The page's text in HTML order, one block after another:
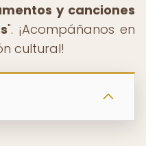
y canciones
". ¡Acompáñanos en
cultural!